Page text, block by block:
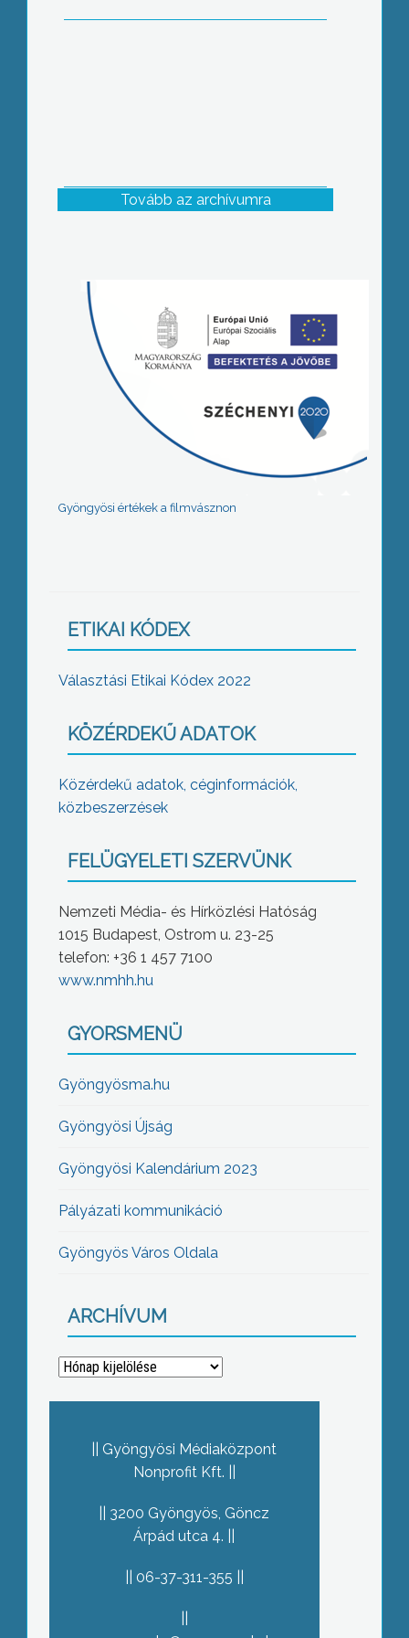
Tovább az archívumra
Gyöngyösi értékek a filmvásznon
ETIKAI KÓDEX
Választási Etikai Kódex 2022
KÖZÉRDEKŰ ADATOK
Közérdekű adatok, céginformációk,
közbeszerzések
FELÜGYELETI SZERVÜNK
Nemzeti Média- és Hírközlési Hatóság
1015 Budapest, Ostrom u. 23-25
telefon: +36 1 457 7100
www.nmhh.hu
GYORSMENÜ
Gyöngyösma.hu
Gyöngyösi Újság
Gyöngyösi Kalendárium 2023
Pályázati kommunikáció
Gyöngyös Város Oldala
ARCHÍVUM
Archívum
Gyöngyösi Médiaközpont
Nonprofit Kft.
3200 Gyöngyös, Göncz
Árpád utca 4.
06-37-311-355